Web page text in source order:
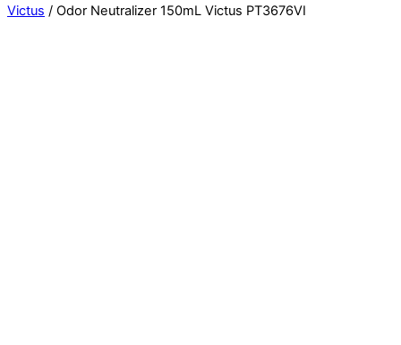
Victus / Odor Neutralizer 150mL Victus PT3676VI